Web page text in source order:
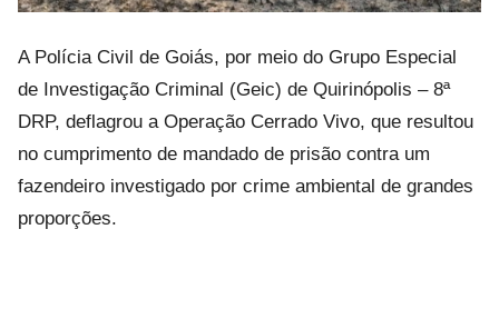
A Polícia Civil de Goiás, por meio do Grupo Especial
de Investigação Criminal (Geic) de Quirinópolis – 8ª
DRP, deflagrou a Operação Cerrado Vivo, que resultou
no cumprimento de mandado de prisão contra um
fazendeiro investigado por crime ambiental de grandes
proporções.